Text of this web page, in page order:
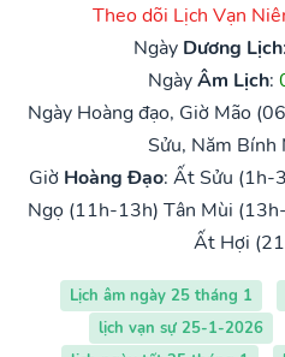
Theo dõi Lịch Vạn
Ngày Dương Lịch:
NgàyÂm Lịch:
Ngày Hoàng đạo, Giờ Mão
Sửu, Năm Bính
Giờ Hoàng Đạo: Ất Sửu (1h-
Ngọ (11h-13h) Tân Mùi
Ất Hợi
Lịch âm ngày 25 tháng 1
lịch vạn sự 25-1-2026